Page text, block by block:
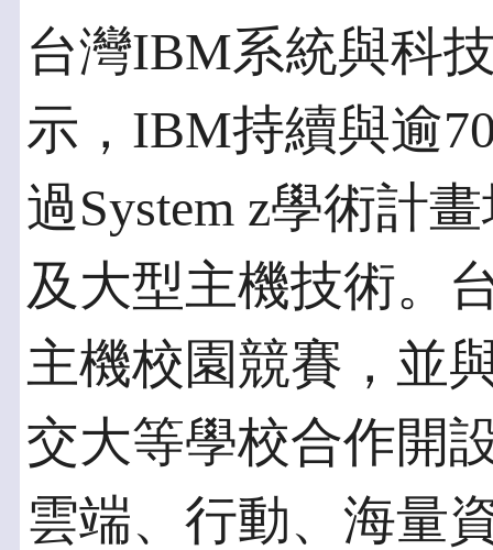
台灣IBM系統與科
示，IBM持續與逾
過System z學術計
及大型主機技術。
主機校園競賽，並
交大等學校合作開
雲端、行動、海量